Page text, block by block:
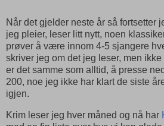
Når det gjelder neste år så fortsetter
jeg pleier, leser litt nytt, noen
prøver å være innom 4-5 sjangere
skriver jeg om det jeg leser, men
er det samme som alltid, å presse
200, noe jeg ikke har klart de siste
igjen.
Krim leser jeg hver måned og nå har